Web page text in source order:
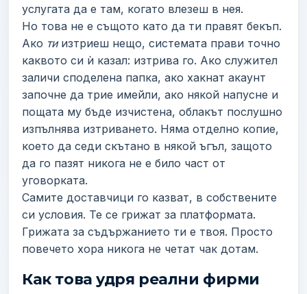
услугата да е там, когато влезеш в нея.
Но това не е същото като да ти правят бекъп.
Ако тиизтриеш нещо, системата прави точно
каквото си ѝ казал: изтрива го. Ако служител
заличи споделена папка, ако хакнат акаунт
започне да трие имейли, ако някой напусне и
пощата му бъде изчистена, облакът послушно
изпълнява изтриването. Няма отделно копие,
което да седи скътано в някой ъгъл, защото
да го пазят никога не е било част от
уговорката.
Самите доставчици го казват, в собствените
си условия. Те се грижат за платформата.
Грижата за съдържанието ти е твоя. Просто
повечето хора никога не четат чак дотам.
Как това удря реални фирми